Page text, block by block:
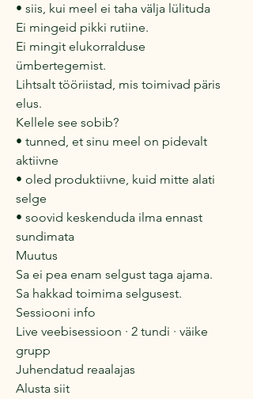
• siis, kui meel ei taha välja lülituda
Ei mingeid pikki rutiine.
Ei mingit elukorralduse
ümbertegemist.
Lihtsalt tööriistad, mis toimivad päris
elus.
Kellele see sobib?
• tunned, et sinu meel on pidevalt
aktiivne
• oled produktiivne, kuid mitte alati
selge
• soovid keskenduda ilma ennast
sundimata
Muutus
Sa ei pea enam selgust taga ajama.
Sa hakkad toimima selgusest.
Sessiooni info
Live veebisessioon · 2 tundi · väike
grupp
Juhendatud reaalajas
Alusta siit